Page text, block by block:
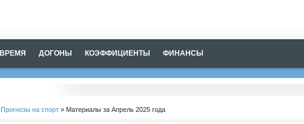
ВРЕМЯ ДОГОНЫ КОЭФФИЦИЕНТЫ ФИНАНСЫ
Прогнозы на спорт » Материалы за Апрель 2025 года